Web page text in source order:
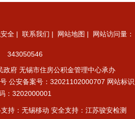
全 联系我们 网站地图 | 网站访问量：
343050546
政府 无锡市住房公积金管理中心承办
公安备案号：32021102000707 网站标识
：3202000001
持：无锡移动 安全支持：江苏骏安检测